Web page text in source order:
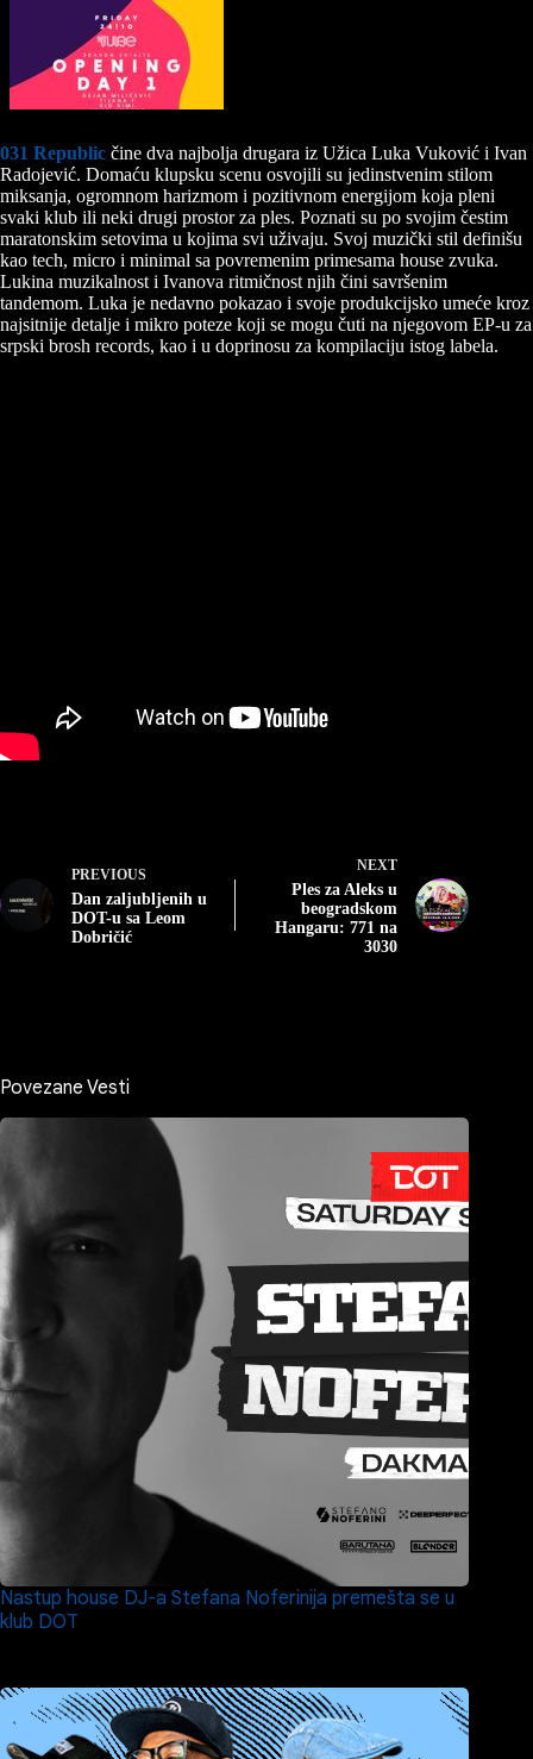
031 Republic čine dva najbolja drugara iz Užica Luka Vuković i Ivan
Radojević. Domaću klupsku scenu osvojili su jedinstvenim stilom
miksanja, ogromnom harizmom i pozitivnom energijom koja pleni
svaki klub ili neki drugi prostor za ples. Poznati su po svojim čestim
maratonskim setovima u kojima svi uživaju. Svoj muzički stil definišu
kao tech, micro i minimal sa povremenim primesama house zvuka.
Lukina muzikalnost i Ivanova ritmičnost njih čini savršenim
tandemom. Luka je nedavno pokazao i svoje produkcijsko umeće kroz
najsitnije detalje i mikro poteze koji se mogu čuti na njegovom EP-u za
srpski brosh records, kao i u doprinosu za kompilaciju istog labela.
PREVIOUS
Dan zaljubljenih u
DOT-u sa Leom
Dobričić
NEXT
Ples za Aleks u
beogradskom
Hangaru: 771 na
3030
Povezane Vesti
Nastup house DJ-a Stefana Noferinija premešta se u
klub DOT